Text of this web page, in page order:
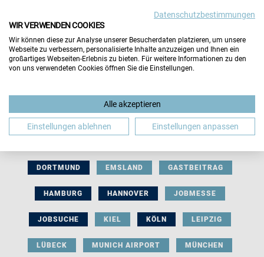
BERUFLICHE ORIENTIERUNG BEWERBUNG
DORTMUND EMSLAND GASTBEITRAG
HAMBURG HANNOVER JOBMESSE
JOBSUCHE KIEL KÖLN LEIPZIG
LÜBECK MUNICH AIRPORT MÜNCHEN
Datenschutzbestimmungen
WIR VERWENDEN COOKIES
Wir können diese zur Analyse unserer Besucherdaten platzieren, um unsere
Webseite zu verbessern, personalisierte Inhalte anzuzeigen und Ihnen ein
großartiges Webseiten-Erlebnis zu bieten. Für weitere Informationen zu den
von uns verwendeten Cookies öffnen Sie die Einstellungen.
Alle akzeptieren
Einstellungen ablehnen Einstellungen anpassen